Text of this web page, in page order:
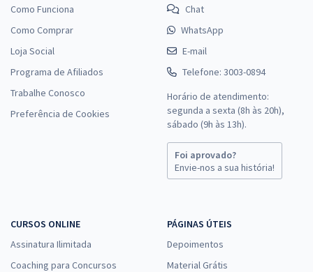
Como Funciona
Como Comprar
Loja Social
Programa de Afiliados
Trabalhe Conosco
Preferência de Cookies
Chat
WhatsApp
E-mail
Telefone: 3003-0894
Horário de atendimento:
segunda a sexta (8h às 20h),
sábado (9h às 13h).
Foi aprovado?
Envie-nos a sua história!
CURSOS ONLINE
Assinatura Ilimitada
Coaching para Concursos
PÁGINAS ÚTEIS
Depoimentos
Material Grátis